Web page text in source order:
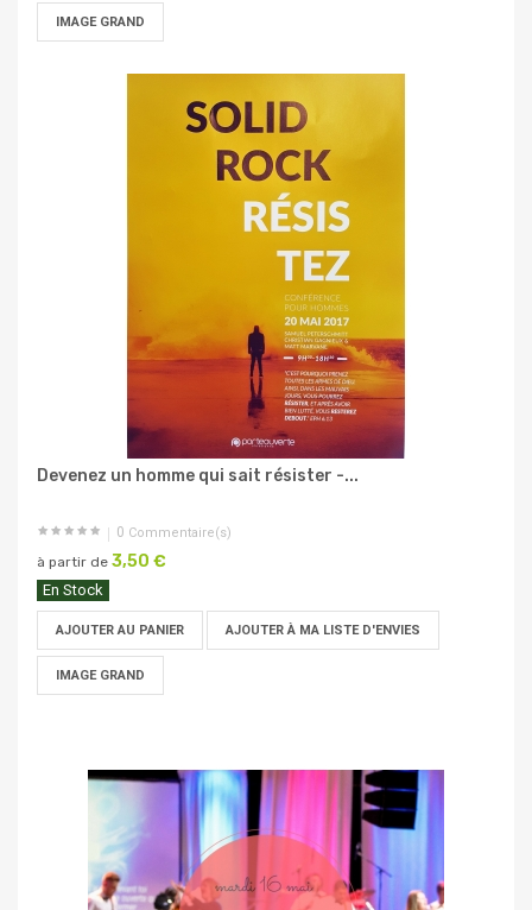
IMAGE GRAND
Devenez un homme qui sait résister -...
0 Commentaire(s)
à partir de 3,50 €
En Stock
AJOUTER AU PANIER AJOUTER À MA LISTE D'ENVIES
IMAGE GRAND